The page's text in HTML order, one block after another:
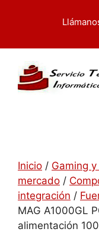
Buscar
Inicio / Gaming
mercado /
integración /
MAG A1000GL
alimentación